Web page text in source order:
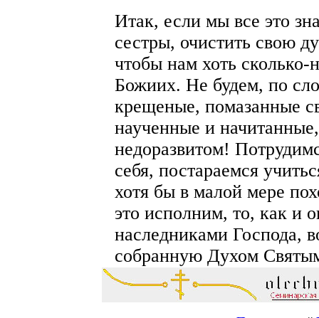
Итак, если мы все это
сестры, очистить свою
чтобы нам хоть
Божиих. Не будем, по
крещеные, помазанные
наученные и
недоразвитом!
себя, постараемся
хотя бы в малой мере
это исполним, то, как и
наследниками Господа,
собранную Духом